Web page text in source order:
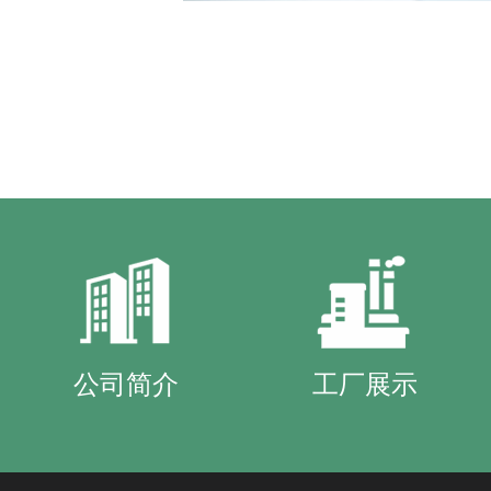
公司简介 工厂展示